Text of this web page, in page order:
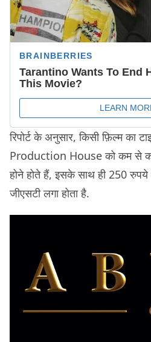
रिपोर्ट के अनुसार, किसी फ़िल्म का
Production House को कम से
होने होते हैं, इसके साथ ही 250
जीएसटी लगा होता है.